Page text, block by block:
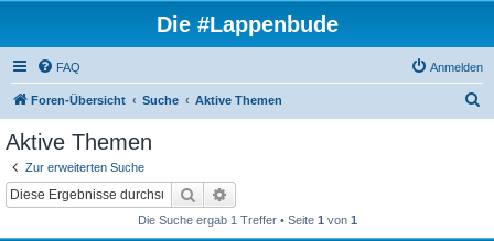
Die #Lappenbude
FAQ Anmelden
Foren-Übersicht Suche Aktive Themen
Aktive Themen
Zur erweiterten Suche
Suche
Die Suche ergab 1 Treffer • Seite 1 von 1